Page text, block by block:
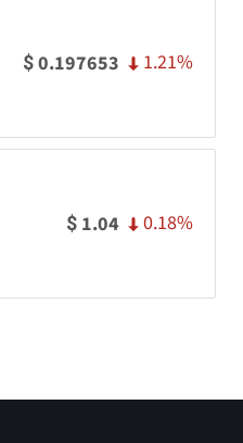
$0.197653 1.21%
$ 1.04 0.18%